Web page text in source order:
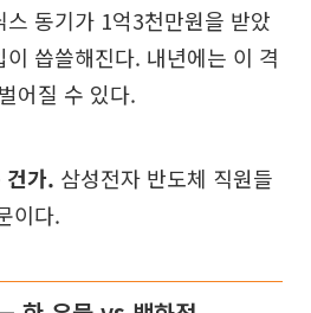
동기가 1억3천만원을 받았
씁쓸해진다. 내년에는 이 격
어질 수 있다.
건가. 삼성전자 반도체 직원들
이다.